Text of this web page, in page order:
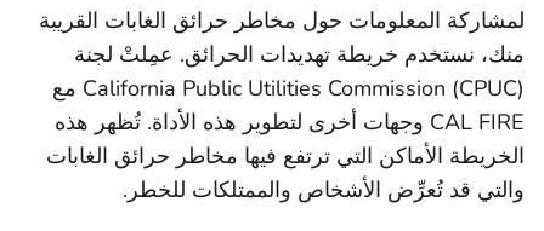
لمشاركة المعلومات حول مخاطر حرائق الغابات القريبة
منك، نستخدم خريطة تهديدات الحرائق. عمِلتْ لجنة
California Public Utilities Commission (CPUC) مع
CAL FIRE وجهات أخرى لتطوير هذه الأداة. تُظهر هذه
الخريطة الأماكن التي ترتفع فيها مخاطر حرائق الغابات
والتي قد تُعرِّض الأشخاص والممتلكات للخطر.